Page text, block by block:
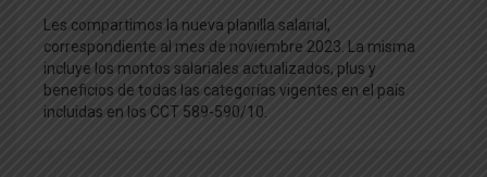
Les compartimos la nueva planilla salarial,
correspondiente al mes de noviembre 2023. La misma
incluye los montos salariales actualizados, plus y
beneficios de todas las categorías vigentes en el país
incluidas en los CCT 589-590/10.